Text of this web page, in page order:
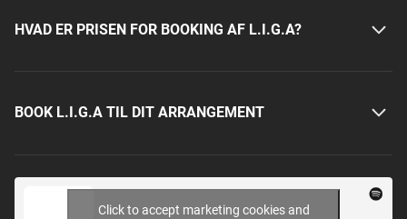
HVAD ER PRISEN FOR BOOKING AF L.I.G.A?
BOOK L.I.G.A TIL DIT ARRANGEMENT
Click to accept marketing cookies and